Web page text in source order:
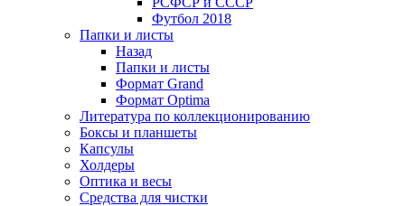
Футбол 2018
Папки и листы
Назад
Папки и листы
Формат Grand
Формат Optima
Литература по коллекционированию
Боксы и планшеты
Капсулы
Холдеры
Оптика и весы
Средства для чистки